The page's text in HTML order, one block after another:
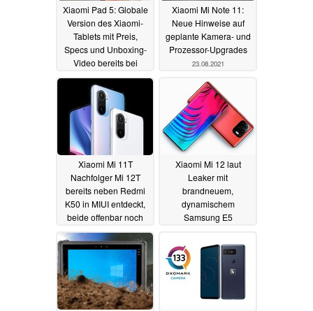
Xiaomi Pad 5: Globale
Version des Xiaomi-
Tablets mit Preis,
Specs und Unboxing-
Video bereits bei
Händler aufgetaucht
05.09.2021
Xiaomi Mi Note 11:
Neue Hinweise auf
geplante Kamera- und
Prozessor-Upgrades
23.08.2021
Xiaomi Mi 11T
Nachfolger Mi 12T
bereits neben Redmi
K50 in MIUI entdeckt,
beide offenbar noch
mit Snapdragon 870
20.08.2021
Xiaomi Mi 12 laut
Leaker mit
brandneuem,
dynamischem
Samsung E5
ohne Under-Display-
Kamera
18.08.2021